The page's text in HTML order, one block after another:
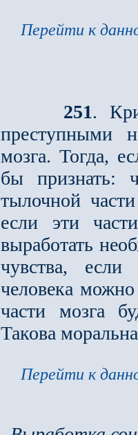
Перейти к
251.
преступными
моз­га. Тогда,
бы признать:
тылочной
если эти
выработать
чувства,
человека
части мозга
Такова
Перейти к